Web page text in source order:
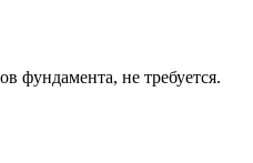
фундамента, не требуется.